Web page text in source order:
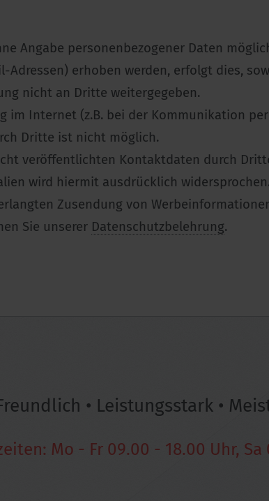
Angabe personenbezogener Daten
Adressen) erhoben werden, erfolgt dies,
nicht an Dritte weitergegeben.
im Internet (z.B. bei der Kommunikation
Dritte ist nicht möglich.
veröffentlichten Kontaktdaten durch
wird hiermit ausdrücklich
Zusendung von
Sie unserer Datenschutzbelehrung.
• Leistungsstark •
Mo - Fr 09.00 - 18.00 Uhr,